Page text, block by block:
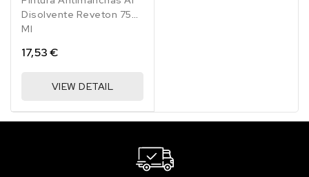
Disolvente Reveton 750
Ml
17,53 €
VIEW DETAIL